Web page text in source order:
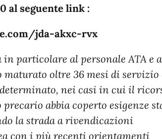
al seguente link :
jda-akxc-rvx
al personale ATA e
maturato oltre 36 mesi di servizio
nei casi in cui il
abbia coperto esigenze
la strada a rivendicazioni
con i più recenti orientamenti